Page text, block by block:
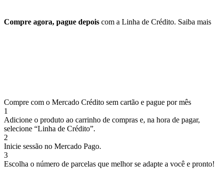
Compre agora, pague depois com a Linha de Crédito. Saiba mais
Compre com o Mercado Crédito sem cartão e pague por mês
1
Adicione o produto ao carrinho de compras e, na hora de pagar,
selecione “Linha de Crédito”.
2
Inicie sessão no Mercado Pago.
3
Escolha o número de parcelas que melhor se adapte a você e pronto!